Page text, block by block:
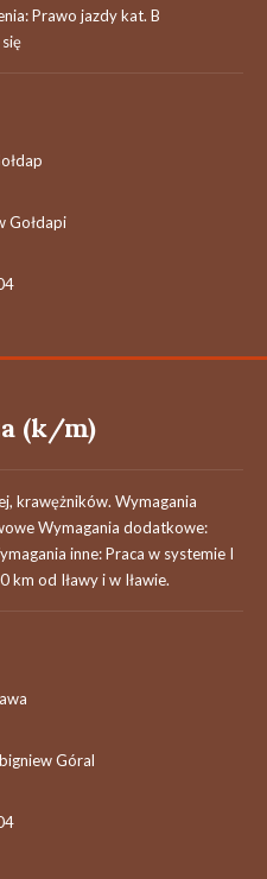
Prawo jazdy kat. B
Gołdapi
(k/m)
krawężników. Wymagania
Wymagania dodatkowe:
inne: Praca w systemie I
km od Iławy i w Iławie.
Góral